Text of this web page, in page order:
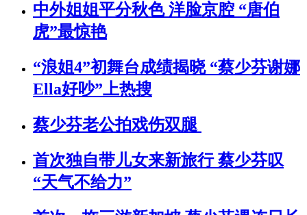
中外姐姐平分秋色 洋脸京腔 “唐伯
虎”最惊艳
“浪姐4”初舞台成绩揭晓 “蔡少芬谢娜
Ella好吵”上热搜
蔡少芬老公拍戏伤双腿
首次独自带儿女来新旅行 蔡少芬叹
“天气不给力”